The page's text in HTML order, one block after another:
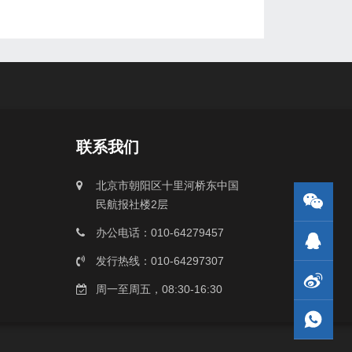
联系我们
北京市朝阳区十里河桥东中国
民航报社楼2层
办公电话：010-64279457
发行热线：010-64297307
周一至周五，08:30-16:30